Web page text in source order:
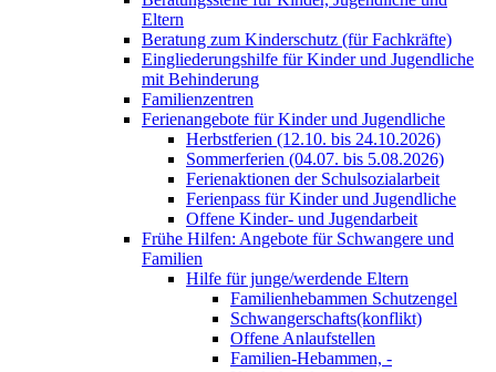
Eltern
Beratung zum Kinderschutz (für Fachkräfte)
Eingliederungshilfe für Kinder und Jugendliche
mit Behinderung
Familienzentren
Ferienangebote für Kinder und Jugendliche
Herbstferien (12.10. bis 24.10.2026)
Sommerferien (04.07. bis 5.08.2026)
Ferienaktionen der Schulsozialarbeit
Ferienpass für Kinder und Jugendliche
Offene Kinder- und Jugendarbeit
Frühe Hilfen: Angebote für Schwangere und
Familien
Hilfe für junge/werdende Eltern
Familienhebammen Schutzengel
Schwangerschafts(konflikt)
Offene Anlaufstellen
Familien-Hebammen, -